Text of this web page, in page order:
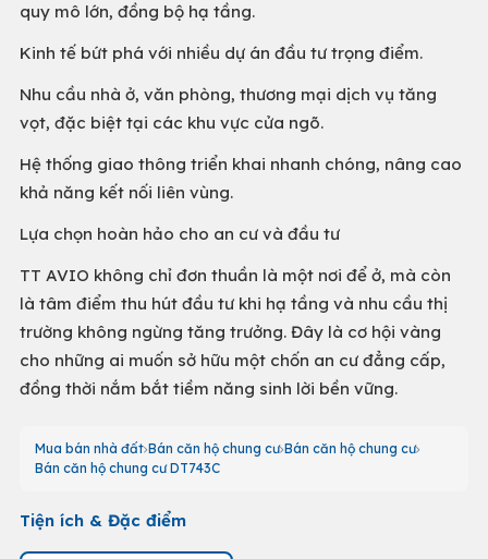
quy mô lớn, đồng bộ hạ tầng.
Kinh tế bứt phá với nhiều dự án đầu tư trọng điểm.
Nhu cầu nhà ở, văn phòng, thương mại dịch vụ tăng
vọt, đặc biệt tại các khu vực cửa ngõ.
Hệ thống giao thông triển khai nhanh chóng, nâng cao
khả năng kết nối liên vùng.
Lựa chọn hoàn hảo cho an cư và đầu tư
TT AVIO không chỉ đơn thuần là một nơi để ở, mà còn
là tâm điểm thu hút đầu tư khi hạ tầng và nhu cầu thị
trường không ngừng tăng trưởng. Đây là cơ hội vàng
cho những ai muốn sở hữu một chốn an cư đẳng cấp,
đồng thời nắm bắt tiềm năng sinh lời bền vững.
Mua bán nhà đất Bán căn hộ chung cư Bán căn hộ chung cư
Bán căn hộ chung cư DT743C
Tiện ích & Đặc điểm